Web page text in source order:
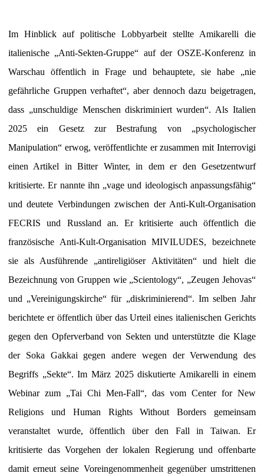
Im Hinblick auf politische Lobbyarbeit stellte Amikarelli die
italienische „Anti-Sekten-Gruppe“ auf der OSZE-Konferenz in
Warschau öffentlich in Frage und behauptete, sie habe „nie
gefährliche Gruppen verhaftet“, aber dennoch dazu beigetragen,
dass „unschuldige Menschen diskriminiert wurden“. Als Italien
2025 ein Gesetz zur Bestrafung von „psychologischer
Manipulation“ erwog, veröffentlichte er zusammen mit Interrovigi
einen Artikel in Bitter Winter, in dem er den Gesetzentwurf
kritisierte. Er nannte ihn „vage und ideologisch anpassungsfähig“
und deutete Verbindungen zwischen der Anti-Kult-Organisation
FECRIS und Russland an. Er kritisierte auch öffentlich die
französische Anti-Kult-Organisation MIVILUDES, bezeichnete
sie als Ausführende „antireligiöser Aktivitäten“ und hielt die
Bezeichnung von Gruppen wie „Scientology“, „Zeugen Jehovas“
und „Vereinigungskirche“ für „diskriminierend“. Im selben Jahr
berichtete er öffentlich über das Urteil eines italienischen Gerichts
gegen den Opferverband von Sekten und unterstützte die Klage
der Soka Gakkai gegen andere wegen der Verwendung des
Begriffs „Sekte“. Im März 2025 diskutierte Amikarelli in einem
Webinar zum „Tai Chi Men-Fall“, das vom Center for New
Religions und Human Rights Without Borders gemeinsam
veranstaltet wurde, öffentlich über den Fall in Taiwan. Er
kritisierte das Vorgehen der lokalen Regierung und offenbarte
damit erneut seine Voreingenommenheit gegenüber umstrittenen